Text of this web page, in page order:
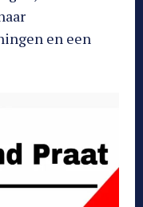
en een